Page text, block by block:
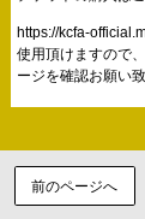
https://kcfa-
使用頂けますので
ージを確認お願い致
前のページへ